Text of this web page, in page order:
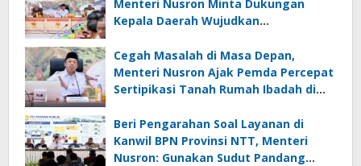
Menteri Nusron Minta Dukungan
Kepala Daerah Wujudkan
Cegah Masalah di Masa Depan,
Menteri Nusron Ajak Pemda Percepat
Sertipikasi Tanah Rumah Ibadah di
Beri Pengarahan Soal Layanan di
Kanwil BPN Provinsi NTT, Menteri
Nusron: Gunakan Sudut Pandang